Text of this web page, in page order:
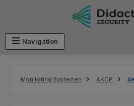
Navigation
Monitoring Systemen AKCP